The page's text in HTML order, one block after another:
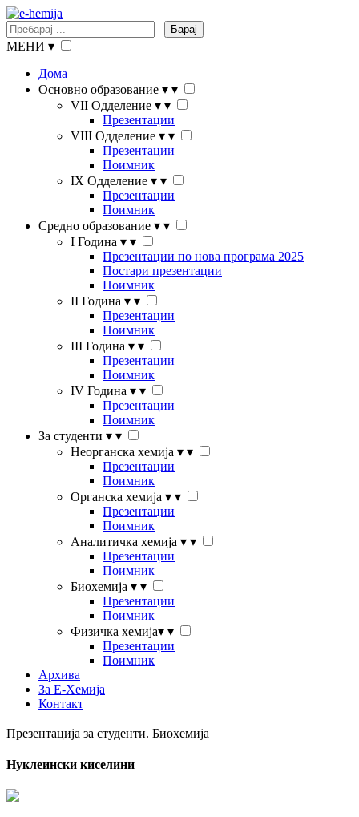
Барај
МЕНИ ▾
Дома
Основно образование ▾ ▾
VII Одделение ▾ ▾
Презентации
VIII Одделение ▾ ▾
Презентации
Поимник
IX Одделение ▾ ▾
Презентации
Поимник
Средно образование ▾ ▾
I Година ▾ ▾
Презентации по нова програма 2025
Постари презентации
Поимник
II Година ▾ ▾
Презентации
Поимник
III Година ▾ ▾
Презентации
Поимник
IV Година ▾ ▾
Презентации
Поимник
За студенти ▾ ▾
Неорганска хемија ▾ ▾
Презентации
Поимник
Органска хемија ▾ ▾
Презентации
Поимник
Аналитичка хемија ▾ ▾
Презентации
Поимник
Биохемија ▾ ▾
Презентации
Поимник
Физичка хемија▾ ▾
Презентации
Поимник
Архива
За Е-Хемија
Контакт
Презентација за студенти. Биохемија
Нуклеински киселини